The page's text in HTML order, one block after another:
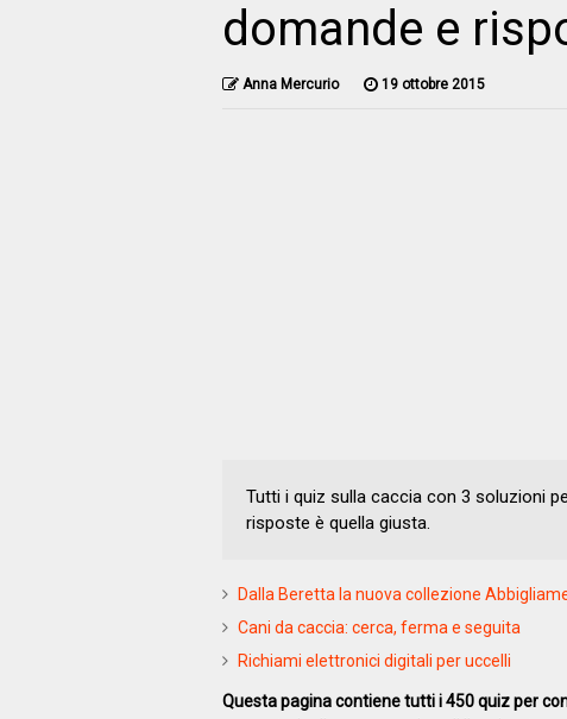
domande e
Anna Mercurio 19 ottobre 2015
Tutti i quiz sulla caccia con 3 soluzioni
risposte è quella giusta.
Dalla Beretta la nuova collezione
Cani da caccia: cerca, ferma e seguita
Richiami elettronici digitali per uccelli
Questa pagina contiene tutti i 450 quiz per